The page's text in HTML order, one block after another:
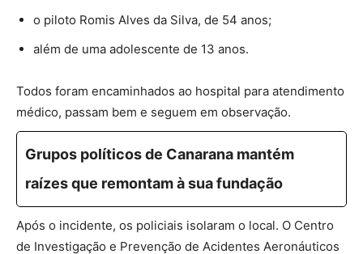
o piloto Romis Alves da Silva, de 54 anos;
além de uma adolescente de 13 anos.
Todos foram encaminhados ao hospital para atendimento
médico, passam bem e seguem em observação.
Grupos políticos de Canarana mantém
raízes que remontam à sua fundação
Após o incidente, os policiais isolaram o local. O Centro
de Investigação e Prevenção de Acidentes Aeronáuticos